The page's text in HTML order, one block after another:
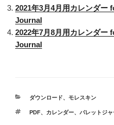
2021年3月4月用カレンダ
Journal
2022年7月8月用カレンダ
Journal
カ
ゴ
ダウンロード、 モレスキン
タ
PDF、 カレンダー、 バレットジャ